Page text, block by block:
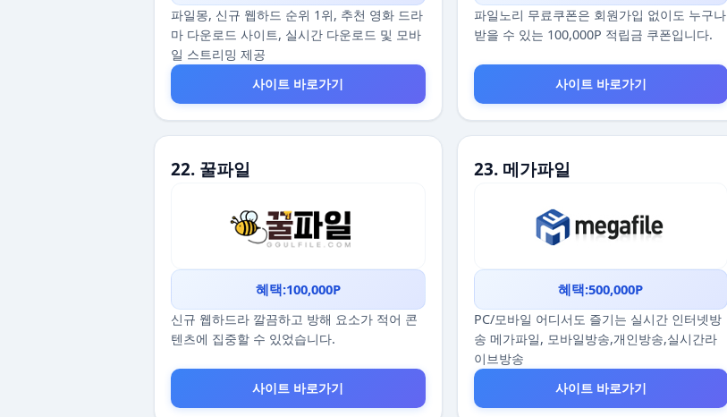
파일몽, 신규 웹하드 순위 1위, 추천 영화 드라
마 다운로드 사이트, 실시간 다운로드 및 모바
일 스트리밍 제공
사이트 바로가기
파일노리 무료쿠폰은 회원가입 없이도 누구나
받을 수 있는 100,000P 적립금 쿠폰입니다.
사이트 바로가기
22. 꿀파일
혜택:100,000P
신규 웹하드라 깔끔하고 방해 요소가 적어 콘
텐츠에 집중할 수 있었습니다.
사이트 바로가기
23. 메가파일
혜택:500,000P
PC/모바일 어디서도 즐기는 실시간 인터넷방
송 메가파일, 모바일방송,개인방송,실시간라
이브방송
사이트 바로가기